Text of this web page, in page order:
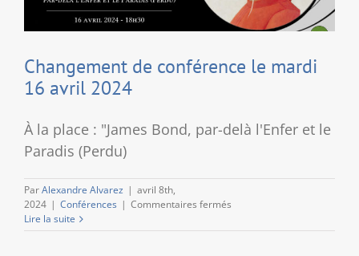
Changement de conférence le mardi
16 avril 2024
À la place : "James Bond, par-delà l'Enfer et le
Paradis (Perdu)
ParAlexandre Alvarez | avril 8th,
2024 | Conférences | Commentaires fermés
de
Lire la suite